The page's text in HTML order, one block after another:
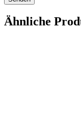
Ähnliche